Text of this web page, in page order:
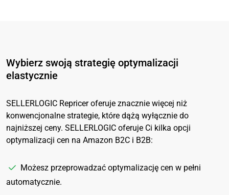
Wybierz swoją strategię optymalizacji
elastycznie
SELLERLOGIC Repricer oferuje znacznie więcej niż
konwencjonalne strategie, które dążą wyłącznie do
najniższej ceny. SELLERLOGIC oferuje Ci kilka opcji
optymalizacji cen na Amazon B2C i B2B:
Możesz przeprowadzać optymalizację cen w pełni
automatycznie.